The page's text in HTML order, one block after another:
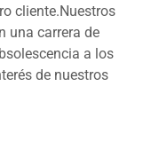
cliente.Nuestros
una carrera de
a los
de nuestros